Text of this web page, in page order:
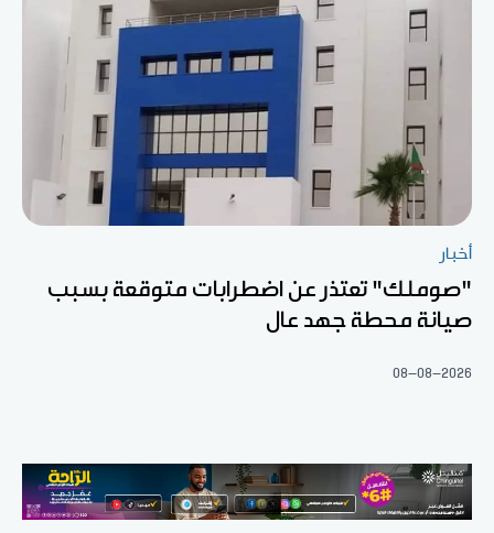
أخبار
"صوملك" تعتذر عن اضطرابات متوقعة بسبب
صيانة محطة جهد عال
08-08-2026